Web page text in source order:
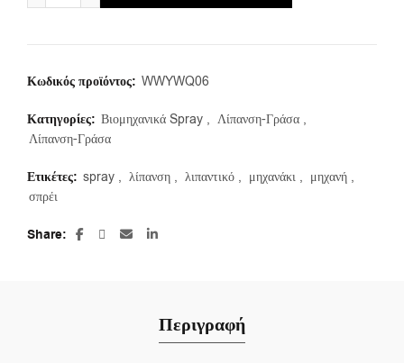
Κωδικός προϊόντος: WWYWQ06
Κατηγορίες: Βιομηχανικά Spray , Λίπανση-Γράσα ,
Λίπανση-Γράσα
Ετικέτες: spray , λίπανση , λιπαντικό , μηχανάκι , μηχανή ,
σπρέι
Share
Περιγραφή